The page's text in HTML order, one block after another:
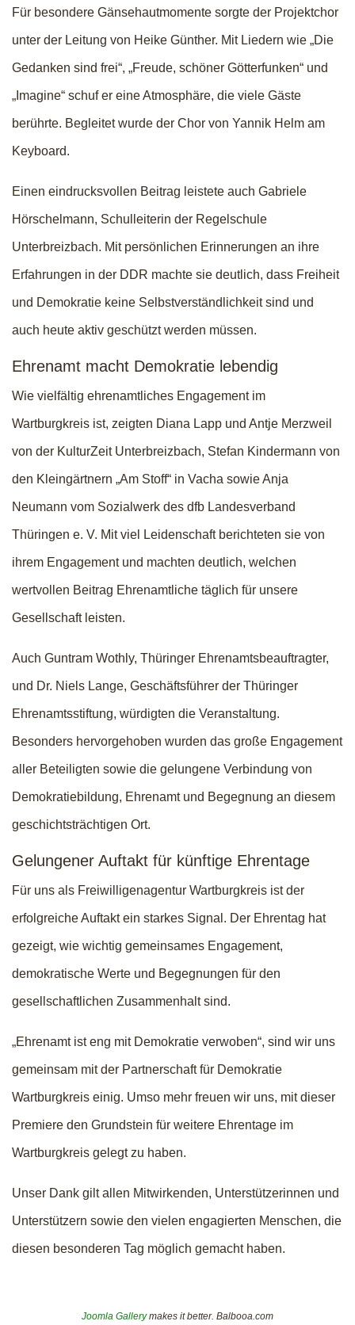
Für besondere Gänsehautmomente sorgte der Projektchor
unter der Leitung von Heike Günther. Mit Liedern wie „Die
Gedanken sind frei“, „Freude, schöner Götterfunken“ und
„Imagine“ schuf er eine Atmosphäre, die viele Gäste
berührte. Begleitet wurde der Chor von Yannik Helm am
Keyboard.
Einen eindrucksvollen Beitrag leistete auch Gabriele
Hörschelmann, Schulleiterin der Regelschule
Unterbreizbach. Mit persönlichen Erinnerungen an ihre
Erfahrungen in der DDR machte sie deutlich, dass Freiheit
und Demokratie keine Selbstverständlichkeit sind und
auch heute aktiv geschützt werden müssen.
Ehrenamt macht Demokratie lebendig
Wie vielfältig ehrenamtliches Engagement im
Wartburgkreis ist, zeigten Diana Lapp und Antje Merzweil
von der KulturZeit Unterbreizbach, Stefan Kindermann von
den Kleingärtnern „Am Stoff“ in Vacha sowie Anja
Neumann vom Sozialwerk des dfb Landesverband
Thüringen e. V. Mit viel Leidenschaft berichteten sie von
ihrem Engagement und machten deutlich, welchen
wertvollen Beitrag Ehrenamtliche täglich für unsere
Gesellschaft leisten.
Auch Guntram Wothly, Thüringer Ehrenamtsbeauftragter,
und Dr. Niels Lange, Geschäftsführer der Thüringer
Ehrenamtsstiftung, würdigten die Veranstaltung.
Besonders hervorgehoben wurden das große Engagement
aller Beteiligten sowie die gelungene Verbindung von
Demokratiebildung, Ehrenamt und Begegnung an diesem
geschichtsträchtigen Ort.
Gelungener Auftakt für künftige Ehrentage
Für uns als Freiwilligenagentur Wartburgkreis ist der
erfolgreiche Auftakt ein starkes Signal. Der Ehrentag hat
gezeigt, wie wichtig gemeinsames Engagement,
demokratische Werte und Begegnungen für den
gesellschaftlichen Zusammenhalt sind.
„Ehrenamt ist eng mit Demokratie verwoben“, sind wir uns
gemeinsam mit der Partnerschaft für Demokratie
Wartburgkreis einig. Umso mehr freuen wir uns, mit dieser
Premiere den Grundstein für weitere Ehrentage im
Wartburgkreis gelegt zu haben.
Unser Dank gilt allen Mitwirkenden, Unterstützerinnen und
Unterstützern sowie den vielen engagierten Menschen, die
diesen besonderen Tag möglich gemacht haben.
Joomla Gallerymakes it better. Balbooa.com